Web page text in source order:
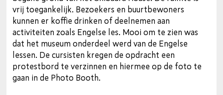
vrij toegankelijk. Bezoekers en buurtbewoners
kunnen er koffie drinken of deelnemen aan
activiteiten zoals Engelse les. Mooi om te zien was
dat het museum onderdeel werd van de Engelse
lessen. De cursisten kregen de opdracht een
protestbord te verzinnen en hiermee op de foto te
gaan in de Photo Booth.